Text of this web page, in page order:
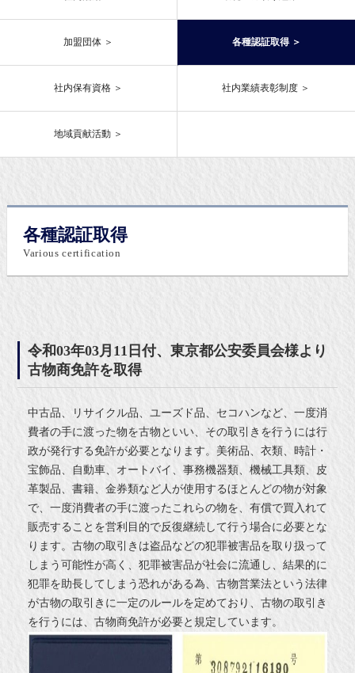
加盟団体 各種認証取得
社内保有資格 社内業績表彰制度
地域貢献活動
各種認証取得
Various certification
令和03年03月11日付、東京都公安委員会様より
古物商免許を取得
中古品、リサイクル品、ユーズド品、セコハンなど、一度消
費者の手に渡った物を古物といい、その取引きを行うには行
政が発行する免許が必要となります。美術品、衣類、時計・
宝飾品、自動車、オートバイ、事務機器類、機械工具類、皮
革製品、書籍、金券類など人が使用するほとんどの物が対象
で、一度消費者の手に渡ったこれらの物を、有償で買入れて
販売することを営利目的で反復継続して行う場合に必要とな
ります。古物の取引きは盗品などの犯罪被害品を取り扱って
しまう可能性が高く、犯罪被害品が社会に流通し、結果的に
犯罪を助長してしまう恐れがある為、古物営業法という法律
が古物の取引きに一定のルールを定めており、古物の取引き
を行うには、古物商免許が必要と規定しています。